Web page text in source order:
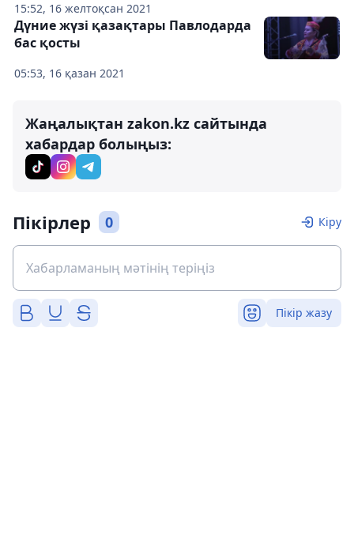
15:52, 16 желтоқсан 2021
05:53, 16 қазан 2021
Дүние жүзі қазақтары Павлодарда
бас қосты
Жаңалықтан zakon.kz сайтында
хабардар болыңыз:
Пікірлер 0 Кіру
Пікір жазу